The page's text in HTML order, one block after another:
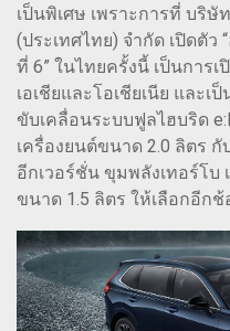
เป็นพิเศษ เพราะการที่ บริ
(ประเทศไทย) จำกัด เปิดตัว
ที่ 6” ในไทยครั้งนี้ เป็นการ
เอเชียและโอเชียเนีย และ
ขับเคลื่อนระบบฟูลไฮบริด
เครื่องยนต์ขนาด 2.0 ลิตร
อีกเวอร์ชั่น ขุมพลังเทอร์โบ
ขนาด 1.5 ลิตร ให้เลือกอีกช้